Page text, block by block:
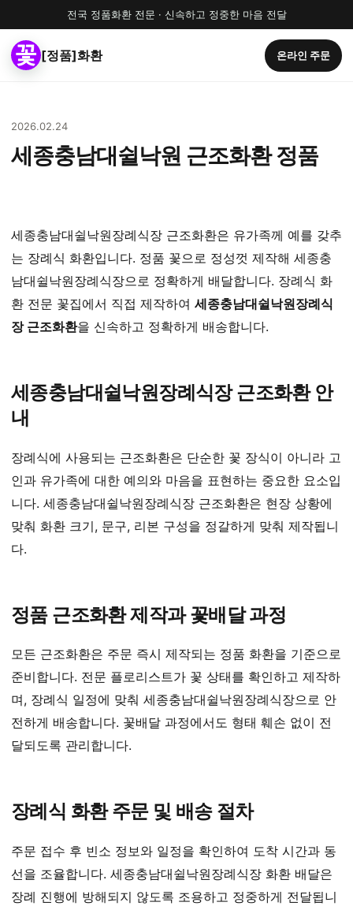
전국 정품화환 전문 · 신속하고 정중한 마음 전달
[정품]화환 온라인 주문
2026.02.24
세종충남대쉴낙원 근조화환 정품
세종충남대쉴낙원장례식장 근조화환은 유가족께 예를 갖추
는 장례식 화환입니다. 정품 꽃으로 정성껏 제작해 세종충
남대쉴낙원장례식장으로 정확하게 배달합니다. 장례식 화
환 전문 꽃집에서 직접 제작하여 세종충남대쉴낙원장례식
장 근조화환을 신속하고 정확하게 배송합니다.
세종충남대쉴낙원장례식장 근조화환 안
내
장례식에 사용되는 근조화환은 단순한 꽃 장식이 아니라 고
인과 유가족에 대한 예의와 마음을 표현하는 중요한 요소입
니다. 세종충남대쉴낙원장례식장 근조화환은 현장 상황에
맞춰 화환 크기, 문구, 리본 구성을 정갈하게 맞춰 제작됩니
다.
정품 근조화환 제작과 꽃배달 과정
모든 근조화환은 주문 즉시 제작되는 정품 화환을 기준으로
준비합니다. 전문 플로리스트가 꽃 상태를 확인하고 제작하
며, 장례식 일정에 맞춰 세종충남대쉴낙원장례식장으로 안
전하게 배송합니다. 꽃배달 과정에서도 형태 훼손 없이 전
달되도록 관리합니다.
장례식 화환 주문 및 배송 절차
주문 접수 후 빈소 정보와 일정을 확인하여 도착 시간과 동
선을 조율합니다. 세종충남대쉴낙원장례식장 화환 배달은
장례 진행에 방해되지 않도록 조용하고 정중하게 전달됩니